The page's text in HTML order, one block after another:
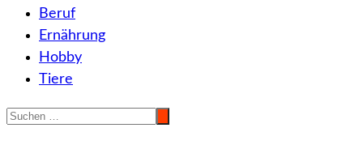
Beruf
Ernährung
Hobby
Tiere